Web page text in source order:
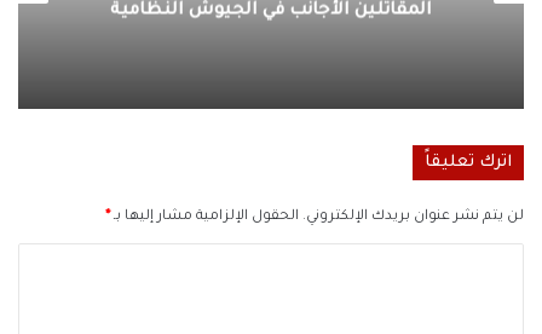
المقاتلين الأجانب في الجيوش النظامية
اترك تعليقاً
لن يتم نشر عنوان بريدك الإلكتروني. الحقول الإلزامية مشار إليها بـ*